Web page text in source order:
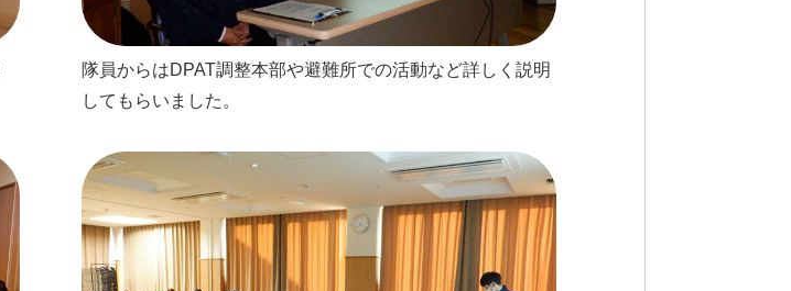
隊員からはDPAT調整本部や避難所での活動など詳しく説明
してもらいました。